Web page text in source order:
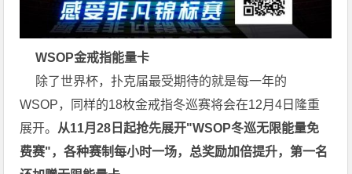
WSOP金戒指能量卡
除了世界杯，扑克届最受期待的就是每一年的
WSOP，同样的18枚金戒指冬巡赛将会在12月4日隆重
展开。 从11月28日起抢先展开"WSOP冬巡无限能量免
费赛"，各种赛制每小时一场，总奖励加倍提升，第一名